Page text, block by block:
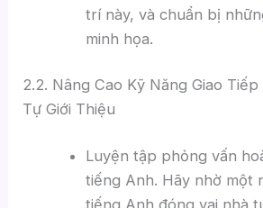
trí này, và chuẩn bị
minh họa.
2.2. Nâng Cao Kỹ Năng Giao
Tự Giới Thiệu
Luyện tập phỏng vấn
tiếng Anh. Hãy nhờ một
tiếng Anh đóng vai nhà